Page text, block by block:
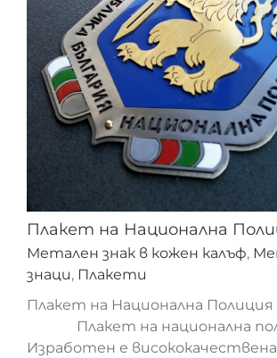
Плакет на Национална
Метален знак в кожен калъф,
знаци, Плакети
Плакет на Национална
Плакет на национална
Изработен е висококачествена